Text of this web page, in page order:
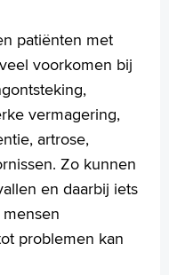
+ patiënten met
voorkomen bij
vermagering,
artrose,
Zo kunnen
en daarbij iets
problemen kan